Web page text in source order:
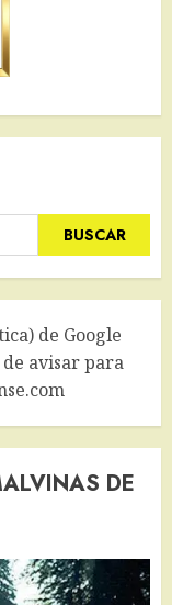
de Google
avisar para
DE